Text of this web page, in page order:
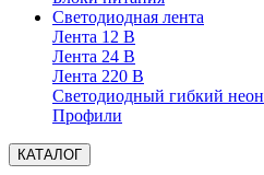
Светодиодная лента
Лента 12 В
Лента 24 В
Лента 220 В
Светодиодный гибкий неон
Профили
КАТАЛОГ